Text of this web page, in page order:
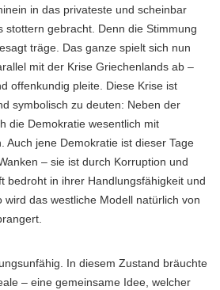
in das privateste und scheinbar
stottern gebracht. Denn die Stimmung
träge. Das ganze spielt sich nun
mit der Krise Griechenlands ab –
offenkundig pleite. Diese Krise ist
symbolisch zu deuten: Neben der
die Demokratie wesentlich mit
Auch jene Demokratie ist dieser Tage
– sie ist durch Korruption und
bedroht in ihrer Handlungsfähigkeit und
wird das westliche Modell natürlich von
In diesem Zustand bräuchte
– eine gemeinsame Idee, welcher